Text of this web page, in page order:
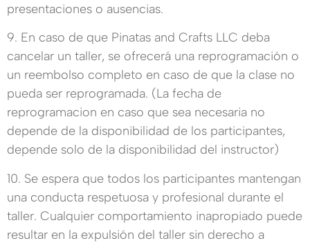
presentaciones o ausencias.
9. En caso de que Pinatas and Crafts LLC deba
cancelar un taller, se ofrecerá una reprogramación o
un reembolso completo en caso de que la clase no
pueda ser reprogramada. (La fecha de
reprogramacion en caso que sea necesaria no
depende de la disponibilidad de los participantes,
depende solo de la disponibilidad del instructor)
10. Se espera que todos los participantes mantengan
una conducta respetuosa y profesional durante el
taller. Cualquier comportamiento inapropiado puede
resultar en la expulsión del taller sin derecho a